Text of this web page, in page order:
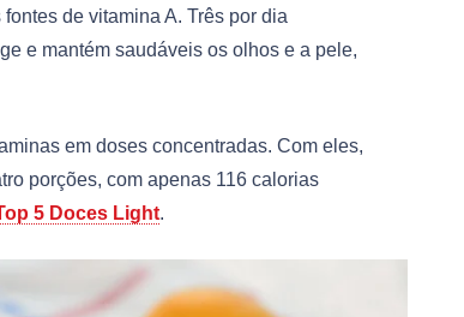
de vitamina A. Três por dia
e mantém saudáveis os olhos e a pele,
em doses concentradas. Com eles,
porções, com apenas 116 calorias
5 Doces Light.